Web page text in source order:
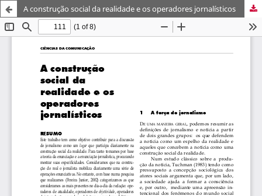
A construção social da realidade e os operadores jornalísticos